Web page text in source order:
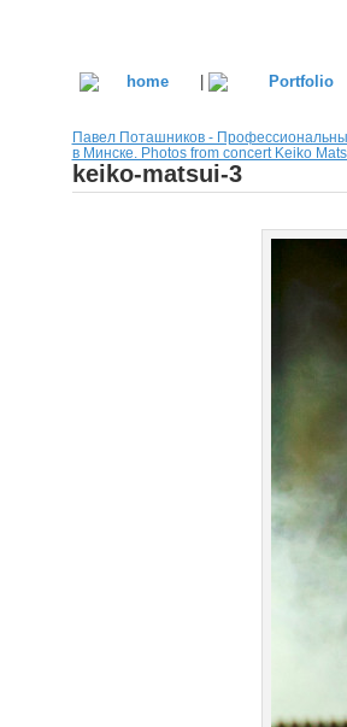
|
Павел Поташников -
в Минске. Photos from concert Keiko
keiko-matsui-3